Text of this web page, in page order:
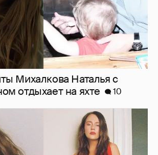
Михалкова Наталья с
отдыхает на яхте
10